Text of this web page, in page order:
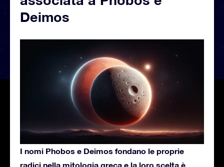
Deimos
I nomi Phobos e Deimos fondano le proprie
radici nella mitologia greca e la loro scelta è